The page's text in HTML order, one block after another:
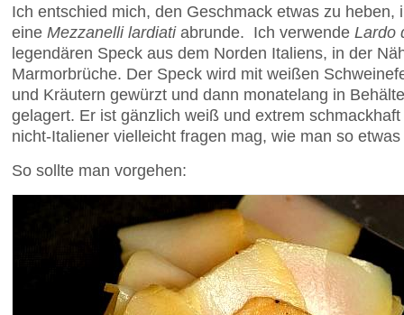
Ich entschied mich, den Geschmack etwas zu heben,
eine Mezzanelli lardiatiabrunde. Ich verwende Lardo
legendären Speck aus dem Norden Italiens, in der
Marmorbrüche. Der Speck wird mit weißen
und Kräutern gewürzt und dann monatelang in
gelagert. Er ist gänzlich weiß und extrem
nicht-Italiener vielleicht fragen mag, wie man so
So sollte man vorgehen: